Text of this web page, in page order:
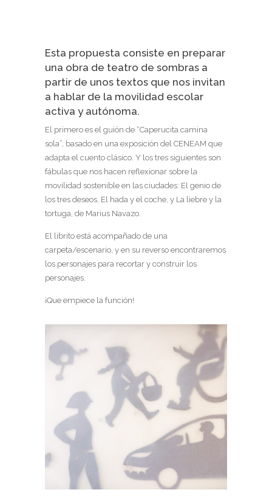
Esta propuesta consiste en preparar
una obra de teatro de sombras a
partir de unos textos que nos invitan
a hablar de la movilidad escolar
activa y autónoma.
El primero es el guión de “Caperucita camina
sola”, basado en una exposición del CENEAM que
adapta el cuento clásico. Y los tres siguientes son
fábulas que nos hacen reflexionar sobre la
movilidad sostenible en las ciudades: El genio de
los tres deseos, El hada y el coche, y La liebre y la
tortuga, de Marius Navazo.
El librito está acompañado de una
carpeta/escenario, y en su reverso encontraremos
los personajes para recortar y construir los
personajes.
¡Que empiece la función!